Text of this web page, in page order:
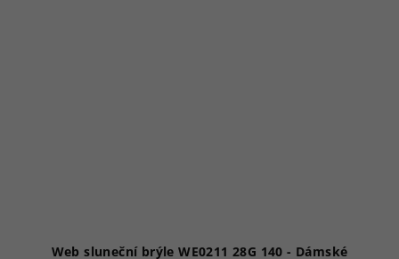
Web sluneční brýle WE0211 28G 140 - Dámské